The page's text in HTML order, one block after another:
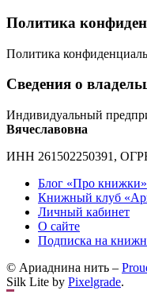
Политика
Политика
Сведения о
Индивидуальный
Вячеславовна
ИНН 261502250391,
Блог «Про книжки»
Книжный клуб
Личный кабинет
О сайте
Подписка на
© Ариаднина нить –
Silk Lite by Pixelgrade.